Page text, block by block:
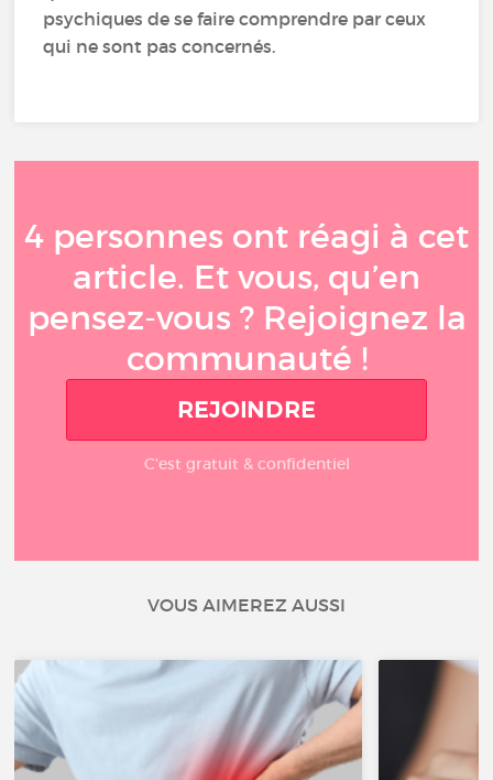
psychiques de se faire comprendre par ceux
qui ne sont pas concernés.
4 personnes ont réagi à cet
article. Et vous, qu’en
pensez-vous ? Rejoignez la
communauté !
REJOINDRE
C'est gratuit & confidentiel
VOUS AIMEREZ AUSSI